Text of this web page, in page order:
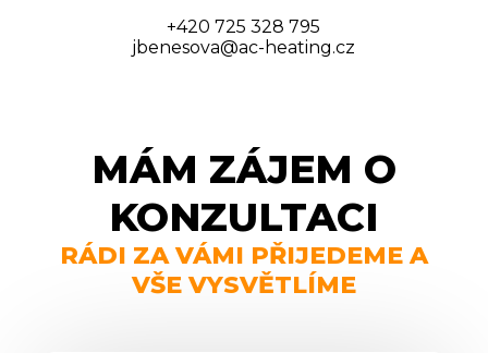
+420 725 328 795
jbenesova@ac-heating.cz
MÁM ZÁJEM O
KONZULTACI
RÁDI ZA VÁMI PŘIJEDEME A
VŠE VYSVĚTLÍME